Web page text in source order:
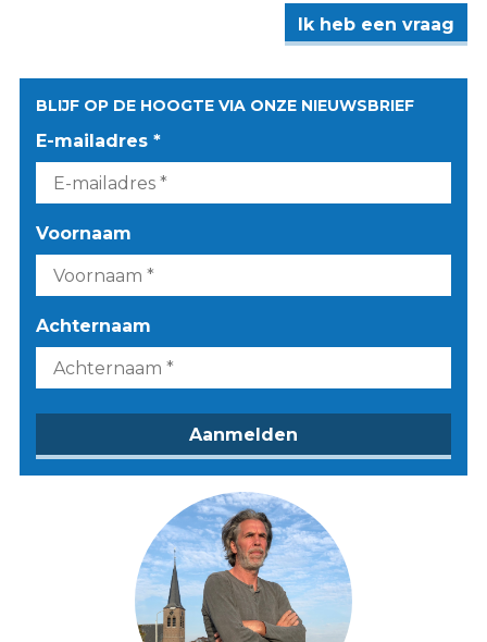
Ik heb een vraag
BLIJF OP DE HOOGTE VIA ONZE NIEUWSBRIEF
E-mailadres *
Voornaam
Achternaam